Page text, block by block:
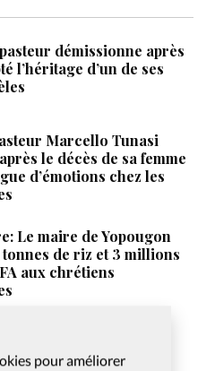
pour améliorer
démissionne après
l’héritage d’un de ses
Marcello Tunasi
le décès de sa femme
d’émotions chez les
Le maire de Yopougon
de riz et 3 millions
aux chrétiens
du pasteur Marcello